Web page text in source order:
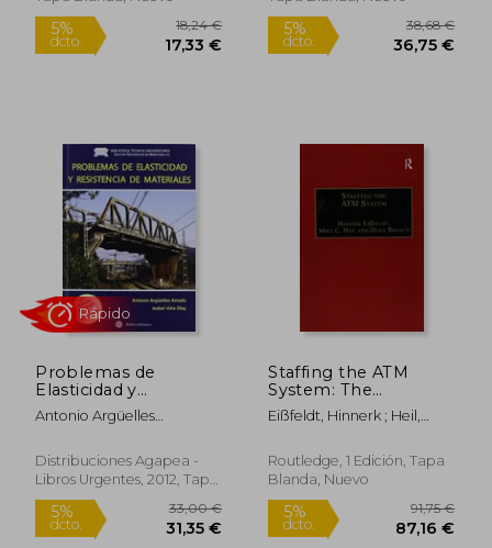
5%
dcto. 18,05 €
Problemas de
Elasticidad y
Resistencia de
Materiales 2 ed. **
Antonio Argüelles
Distribuciones Agapea -
Libros Urgentes, 2012, Tapa
Blanda, Nuevo
Staffing the ATM
System: The
Selection of Air Traffic
Controllers (en
Eißfeldt, Hinnerk ; Heil,
Routledge, 1 Edición, Tapa
Blanda, Nuevo